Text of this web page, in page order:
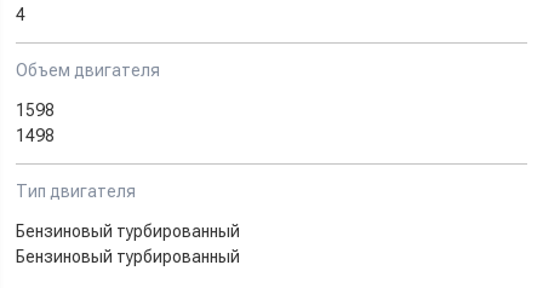
4
Объем двигателя
1598
1498
Тип двигателя
Бензиновый турбированный
Бензиновый турбированный